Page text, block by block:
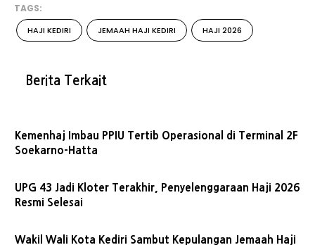
TAGS:
HAJI KEDIRI JEMAAH HAJI KEDIRI HAJI 2026
Berita Terkait
Kemenhaj Imbau PPIU Tertib Operasional di Terminal 2F
Soekarno-Hatta
UPG 43 Jadi Kloter Terakhir, Penyelenggaraan Haji 2026
Resmi Selesai
Wakil Wali Kota Kediri Sambut Kepulangan Jemaah Haji